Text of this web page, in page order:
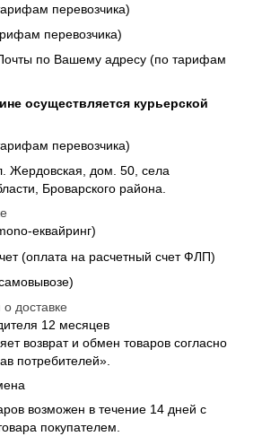
перевозчика)
перевозчика)
по Вашему адресу (по тарифам
осуществляется курьерской
перевозчика)
Жердовская, дом. 50, села
Броварского района.
еквайринг)
(оплата на расчетный счет ФЛП)
доставке
12 месяцев
возврат и обмен товаров согласно
потребителей».
возможен в течение 14 дней с
покупателем.